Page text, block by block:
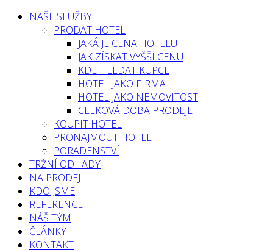
NAŠE SLUŽBY
PRODAT HOTEL
JAKÁ JE CENA HOTELU
JAK ZÍSKAT VYŠŠÍ CENU
KDE HLEDAT KUPCE
HOTEL JAKO FIRMA
HOTEL JAKO NEMOVITOST
CELKOVÁ DOBA PRODEJE
KOUPIT HOTEL
PRONAJMOUT HOTEL
PORADENSTVÍ
TRŽNÍ ODHADY
NA PRODEJ
KDO JSME
REFERENCE
NÁŠ TÝM
ČLÁNKY
KONTAKT